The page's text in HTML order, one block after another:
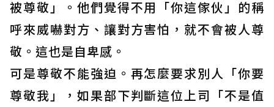
被尊敬」。他們覺得不用「你這傢伙」的稱
呼來威嚇對方、讓對方害怕，就不會被人尊
敬。這也是自卑感。
可是尊敬不能強迫。再怎麼要求別人「你要
尊敬我」，如果部下判斷這位上司「不是值